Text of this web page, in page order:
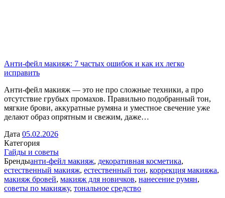
Анти-фейл макияж: 7 частых ошибок и как их легко
исправить
Анти-фейл макияж — это не про сложные техники, а про
отсутствие грубых промахов. Правильно подобранный тон,
мягкие брови, аккуратные румяна и уместное свечение уже
делают образ опрятным и свежим, даже…
Дата 05.02.2026
Категория
Гайды и советы
Брендыанти-фейл макияж, декоративная косметика,
естественный макияж, естественный тон, коррекция макияжа,
макияж бровей, макияж для новичков, нанесение румян,
советы по макияжу, тональное средство